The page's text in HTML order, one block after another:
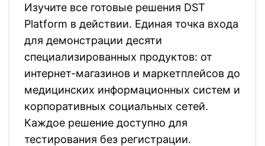
Изучите все готовые решения DST
Platform в действии. Единая точка входа
для демонстрации десяти
специализированных продуктов: от
интернет-магазинов и маркетплейсов до
медицинских информационных систем и
корпоративных социальных сетей.
Каждое решение доступно для
тестирования без регистрации.